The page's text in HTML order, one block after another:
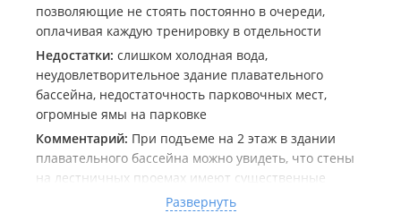
позволяющие не стоять постоянно в очереди,
оплачивая каждую тренировку в отдельности
Недостатки: слишком холодная вода,
неудовлетворительное здание плавательного
бассейна, недостаточность парковочных мест,
огромные ямы на парковке
Комментарий: При подъеме на 2 этаж в здании
плавательного бассейна можно увидеть, что стены
на лестничных проемах имеют существенные
Развернуть